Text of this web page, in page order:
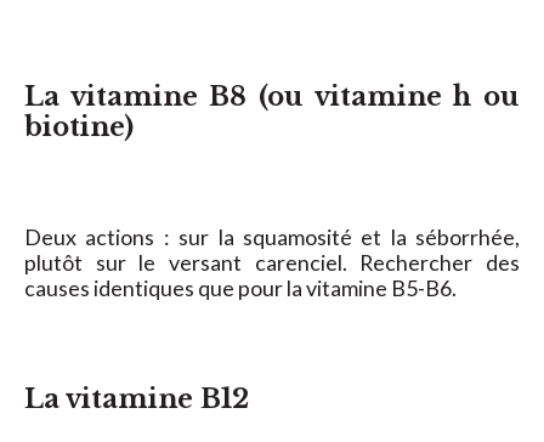
La vitamine B8 (ou vitamine h ou
biotine)
Deux actions : sur la squamosité et la séborrhée,
plutôt sur le versant carenciel. Rechercher des
causes identiques que pour la vitamine B5-B6.
La vitamine B12